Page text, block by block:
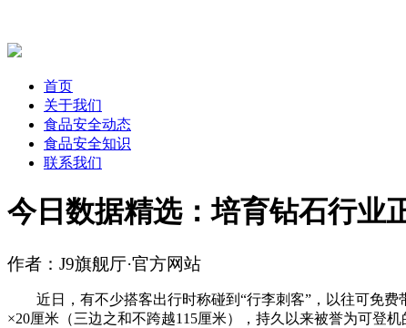
首页
关于我们
食品安全动态
食品安全知识
联系我们
今日数据精选：培育钻石行业
作者：J9旗舰厅·官方网站
近日，有不少搭客出行时称碰到“行李刺客”，以往可免费
×20厘米（三边之和不跨越115厘米），持久以来被誉为可登